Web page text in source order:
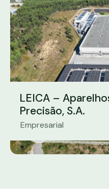
LEICA –
Precisão, S.A.
Empresarial